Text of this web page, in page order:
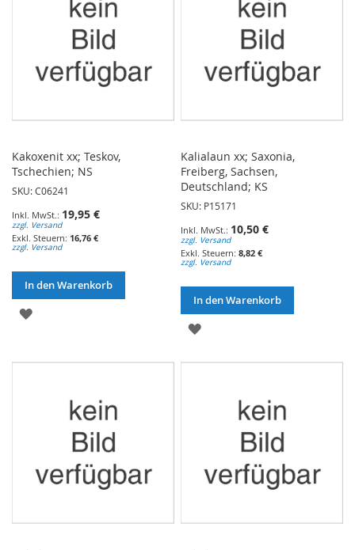
Kakoxenit xx; Teskov,
Tschechien; NS
SKU: C06241
19,95 €
zzgl. Versand
16,76 €
zzgl. Versand
In den Warenkorb
ZUR
HINZUFÜGEN
Kalialaun xx; Saxonia,
Freiberg, Sachsen,
Deutschland; KS
SKU: P15171
10,50 €
zzgl. Versand
8,82 €
zzgl. Versand
In den Warenkorb
ZUR